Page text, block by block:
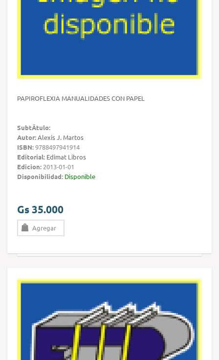
PAPIROFLEXIA MANUALIDADES CON PAPEL
SubtÃ­tulo:
Autor:Alexis J. Martos
ISBN:9788497941914
Editorial: Edimat Libros
Edicion: 2013-01-01
Disponibilidad: Disponible
Gs 35.000
Agregar